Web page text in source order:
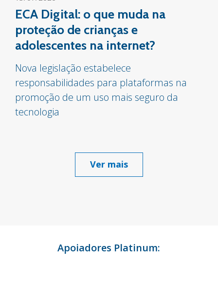
ECA Digital: o que muda na
proteção de crianças e
adolescentes na internet?
Nova legislação estabelece
responsabilidades para plataformas na
promoção de um uso mais seguro da
tecnologia
Ver mais
Apoiadores Platinum: